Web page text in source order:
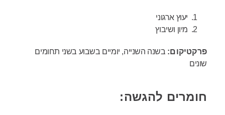
יעוץ ארגוני
מיון ושיבוץ
פרקטיקום: בשנה השנייה, יומיים בשבוע בשני תחומים
שונים
חומרים להגשה: